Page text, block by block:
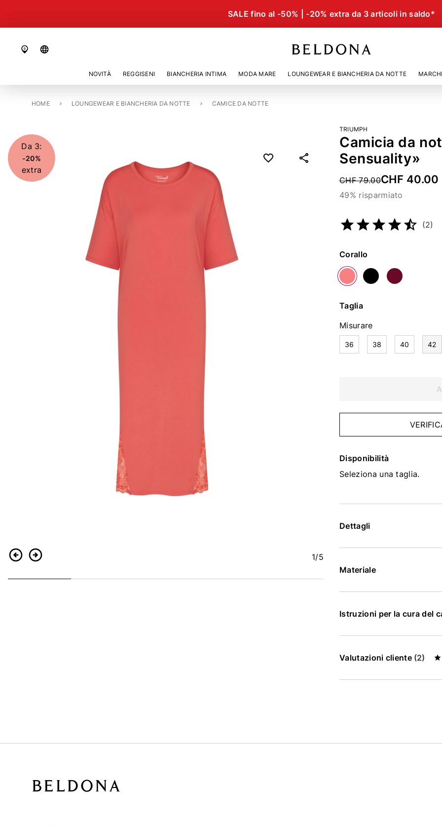
SALE fino al -50% | -20% extra da 3 articoli in saldo*
language
NOVITÀ REGGISENI BIANCHERIA INTIMA MODA MARE LOUNGEWEAR E BIANCHERIA DA NOTTE
HOME LOUNGEWEAR E BIANCHERIA DA NOTTE CAMICE DA NOTTE
CAMICIA DA NOTTE LUNGA «TIMELESS SENSUALITY»
IndietroContinua 1/5
Da 3:
-20%
extra
TRIUMPH
Camicia da
Sensuality»
Price reduced from
CHF 79.00CHF 40.00
49% risparmiato
(2)
Colore
Corallo
Taglia
Misurare
36 38 40 42
Disponibilità
Seleziona una taglia.
Dettagli
Materiale
Istruzioni per la cura del
Valutazioni cliente (2)